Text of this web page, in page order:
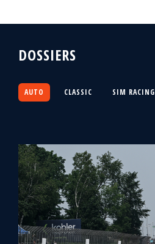
DOSSIERS
AUTO CLASSIC SIM RACING